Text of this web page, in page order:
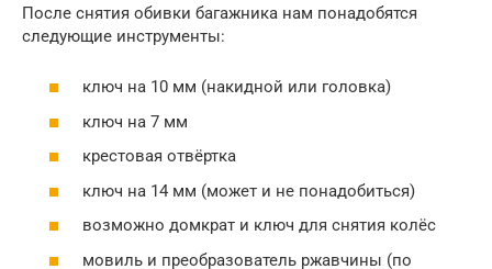
После снятия обивки багажника нам понадобятся
следующие инструменты:
ключ на 10 мм (накидной или головка)
ключ на 7 мм
крестовая отвёртка
ключ на 14 мм (может и не понадобиться)
возможно домкрат и ключ для снятия колёс
мовиль и преобразователь ржавчины (по